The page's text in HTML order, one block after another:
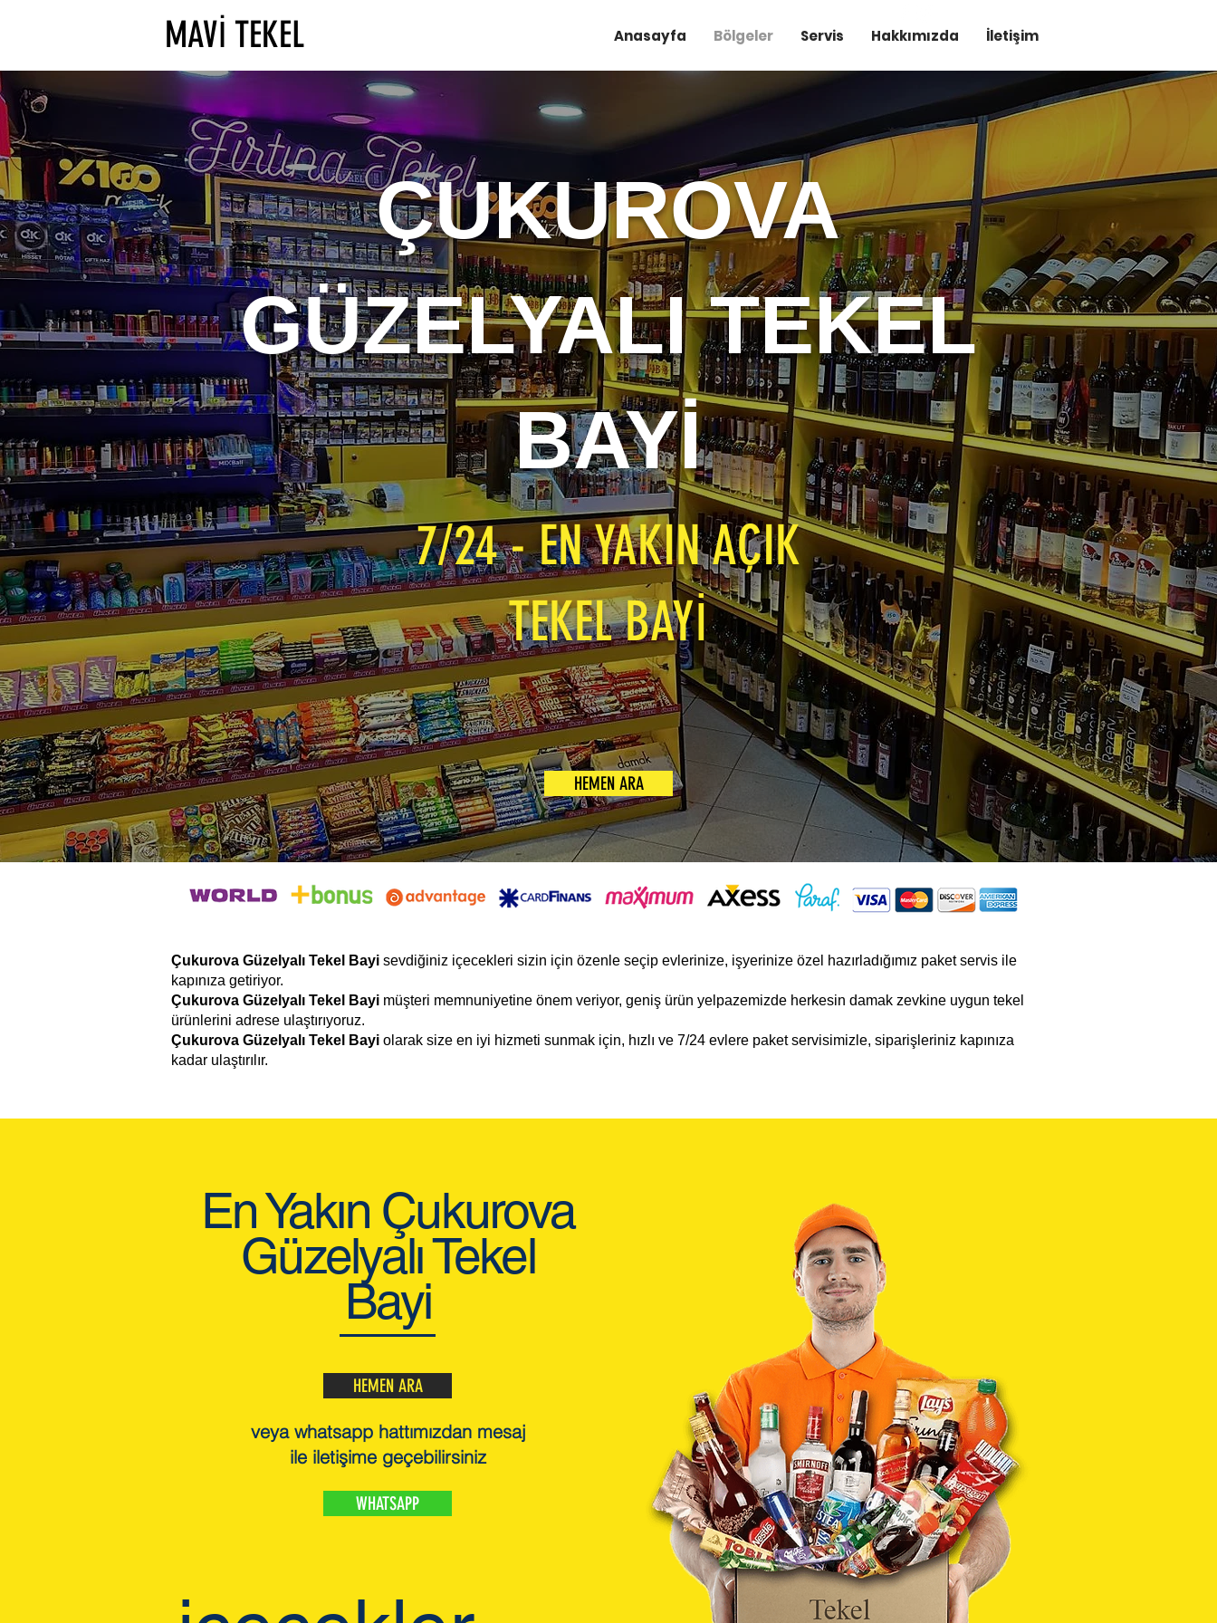
MAVİ TEKEL Anasayfa Bölgeler Servis Hakkımızda İletişim
ÇUKUROVA
GÜZELYALI TEKEL
BAYİ
7/24 - EN YAKIN AÇIK
TEKEL BAYİ
HEMEN ARA
Çukurova Güzelyalı Tekel Bayi sevdiğiniz içecekleri sizin için özenle seçip evlerinize, işyerinize özel hazırladığımız paket servis ile
kapınıza getiriyor.
Çukurova Güzelyalı Tekel Bayi müşteri memnuniyetine önem veriyor, geniş ürün yelpazemizde herkesin damak zevkine uygun tekel
ürünlerini adrese ulaştırıyoruz.
Çukurova Güzelyalı Tekel Bayi olarak size en iyi hizmeti sunmak için, hızlı ve 7/24 evlere paket servisimizle, siparişleriniz kapınıza
kadar ulaştırılır.
En Yakın Çukurova
Güzelyalı Tekel
Bayi
HEMEN ARA
veya whatsapp hattımızdan mesaj
ile iletişime geçebilirsiniz
WHATSAPP